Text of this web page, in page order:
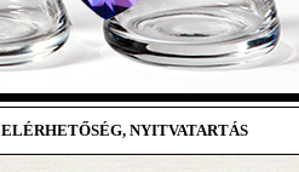
ELÉRHETŐSÉG, NYITVATARTÁS